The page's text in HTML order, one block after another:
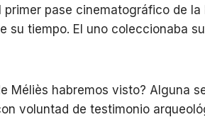
pase cinematográfico de
su tiempo. El uno coleccionaba
Méliès habremos visto? Alguna
voluntad de testimonio